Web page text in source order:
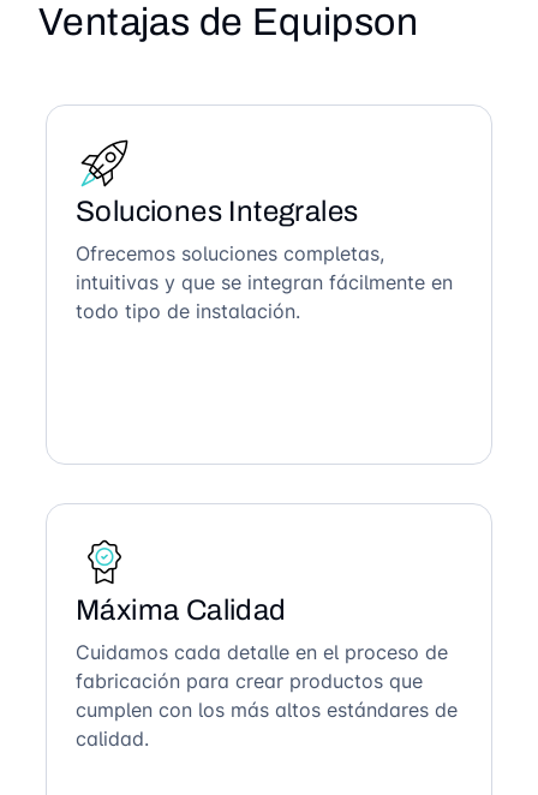
Ventajas de Equipson
Soluciones Integrales
Ofrecemos soluciones completas,
intuitivas y que se integran fácilmente en
todo tipo de instalación.
Máxima Calidad
Cuidamos cada detalle en el proceso de
fabricación para crear productos que
cumplen con los más altos estándares de
calidad.